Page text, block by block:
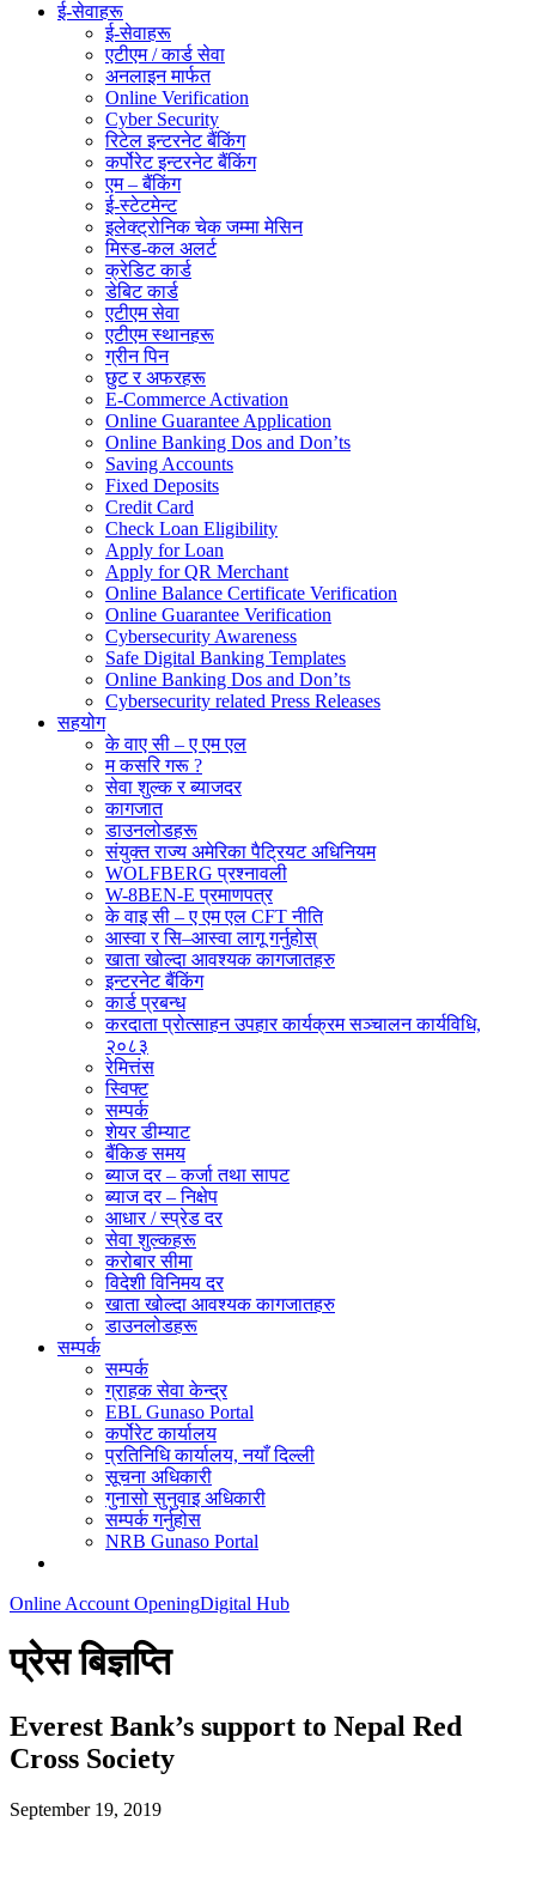
ई-सेवाहरू
ई-सेवाहरू
एटीएम / कार्ड सेवा
अनलाइन मार्फत
Online Verification
Cyber Security
रिटेल इन्टरनेट बैंकिंग
कर्पोरेट इन्टरनेट बैंकिंग
एम – बैंकिंग
ई-स्टेटमेन्ट
इलेक्ट्रोनिक चेक जम्मा मेसिन
मिस्ड-कल अलर्ट
क्रेडिट कार्ड
डेबिट कार्ड
एटीएम सेवा
एटीएम स्थानहरू
ग्रीन पिन
छुट र अफरहरू
E-Commerce Activation
Online Guarantee Application
Online Banking Dos and Don’ts
Saving Accounts
Fixed Deposits
Credit Card
Check Loan Eligibility
Apply for Loan
Apply for QR Merchant
Online Balance Certificate Verification
Online Guarantee Verification
Cybersecurity Awareness
Safe Digital Banking Templates
Online Banking Dos and Don’ts
Cybersecurity related Press Releases
सहयोग
के वाए सी – ए एम एल
म कसरि गरू ?
सेवा शुल्क र ब्याजदर
कागजात
डाउनलोडहरू
संयुक्त राज्य अमेरिका पैट्रियट अधिनियम
WOLFBERG प्रश्नावली
W-8BEN-E प्रमाणपत्र
के वाइ सी – ए एम एल CFT नीति
आस्वा र सि–आस्वा लागू गर्नुहोस्
खाता खोल्दा आवश्यक कागजातहरु
इन्टरनेट बैंकिंग
कार्ड प्रबन्ध
करदाता प्रोत्साहन उपहार कार्यक्रम सञ्चालन कार्यविधि,
२०८३
रेमित्तंस
स्विफ्ट
सम्पर्क
शेयर डीम्याट
बैंकिङ समय
ब्याज दर – कर्जा तथा सापट
ब्याज दर – निक्षेप
आधार / स्प्रेड दर
सेवा शुल्कहरू
करोबार सीमा
विदेशी विनिमय दर
खाता खोल्दा आवश्यक कागजातहरु
डाउनलोडहरू
सम्पर्क
सम्पर्क
ग्राहक सेवा केन्द्र
EBL Gunaso Portal
कर्पोरेट कार्यालय
प्रतिनिधि कार्यालय, नयाँ दिल्ली
सूचना अधिकारी
गुनासो सुनुवाइ अधिकारी
सम्पर्क गर्नुहोस
NRB Gunaso Portal
Online Account OpeningDigital Hub
प्रेस बिज्ञप्ति
Everest Bank’s support to Nepal Red
Cross Society
September 19, 2019